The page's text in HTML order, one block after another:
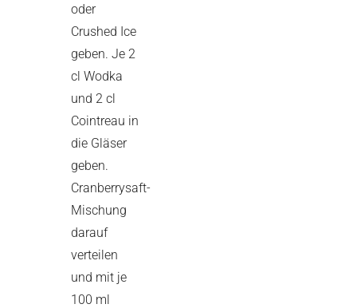
oder
Crushed Ice
geben. Je 2
cl Wodka
und 2 cl
Cointreau in
die Gläser
geben.
Cranberrysaft-
Mischung
darauf
verteilen
und mit je
100 ml